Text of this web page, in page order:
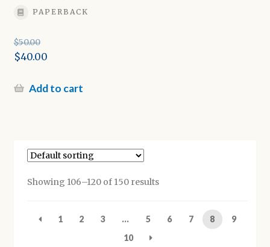
PAPERBACK
$50.00
Original
was:
$40.00
priceAdd to cart
Showing 106–120 of 150 results
1 2 3 … 5 6 7 8
9
10